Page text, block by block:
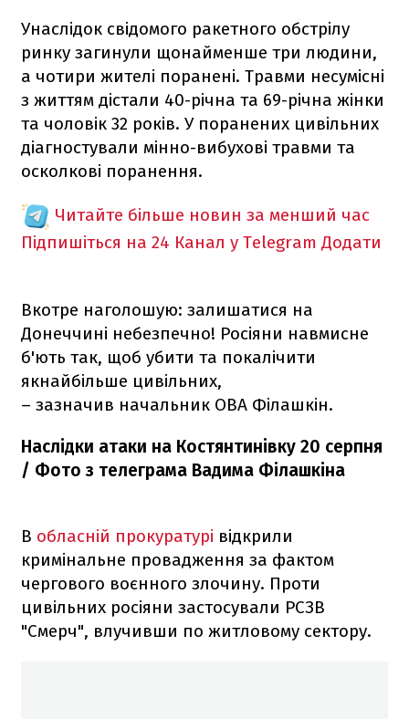
Унаслідок свідомого ракетного обстрілу
ринку загинули щонайменше три людини,
а чотири жителі поранені. Травми несумісні
з життям дістали 40-річна та 69-річна жінки
та чоловік 32 років. У поранених цивільних
діагностували мінно-вибухові травми та
осколкові поранення.
Читайте більше новин за менший час
Підпишіться на 24 Канал у Telegram Додати
Вкотре наголошую: залишатися на
Донеччині небезпечно! Росіяни навмисне
б'ють так, щоб убити та покалічити
якнайбільше цивільних,
– зазначив начальник ОВА Філашкін.
Наслідки атаки на Костянтинівку 20 серпня
/ Фото з телеграма Вадима Філашкіна
В обласній прокуратурі відкрили
кримінальне провадження за фактом
чергового воєнного злочину. Проти
цивільних росіяни застосували РСЗВ
"Смерч", влучивши по житловому сектору.